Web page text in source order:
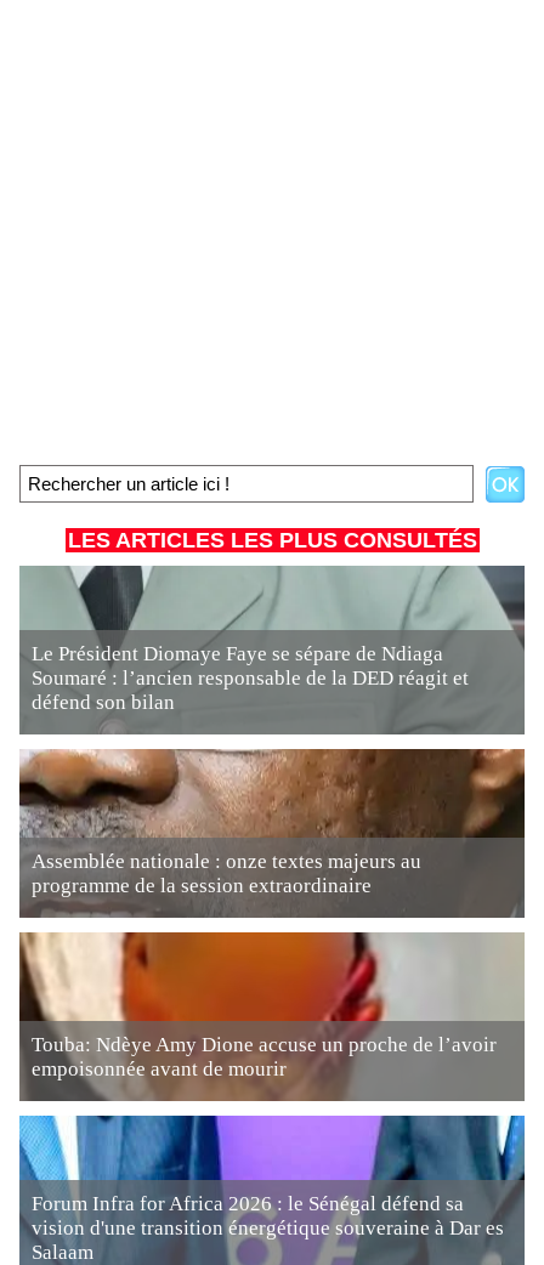
LES ARTICLES LES PLUS CONSULTÉS
Le Président Diomaye Faye se sépare de Ndiaga
Soumaré : l’ancien responsable de la DED réagit et
défend son bilan
Assemblée nationale : onze textes majeurs au
programme de la session extraordinaire
Touba: Ndèye Amy Dione accuse un proche de l’avoir
empoisonnée avant de mourir
Forum Infra for Africa 2026 : le Sénégal défend sa
vision d'une transition énergétique souveraine à Dar es
Salaam